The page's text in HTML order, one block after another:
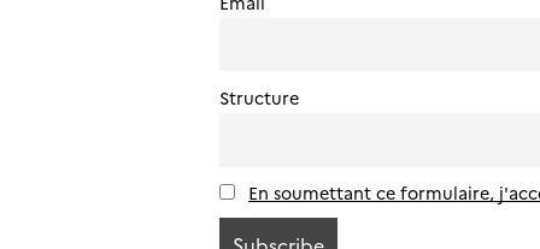
Structure
En soumettant ce formulaire,